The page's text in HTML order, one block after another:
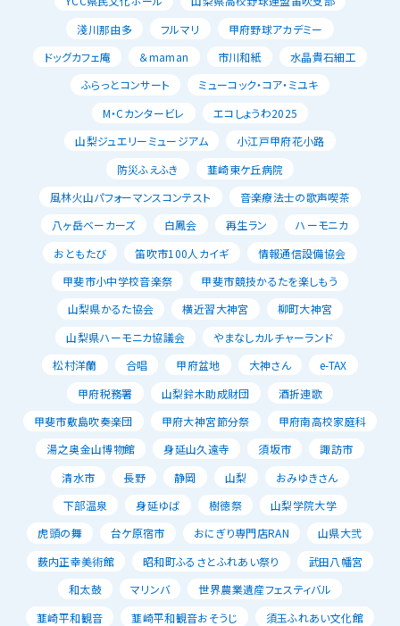
淺川那由多
フルマリ
甲府野球アカデミー
ドッグカフェ庵
＆maman 市川和紙
水晶貴石細工
ふらっとコンサート
ミューコック・コア・ミユキ
M・Cカンタービレ
エコしょうわ2025
山梨ジュエリーミュージアム
小江戸甲府花小路
防災ふえふき
韮崎東ケ丘病院
風林火山パフォーマンスコンテスト
音楽療法士の歌声喫茶
八ヶ岳ベーカーズ
白鳳会 再生ラン
ハーモニカ
おともたび
笛吹市100人カイギ
情報通信設備協会
甲斐市小中学校音楽祭
甲斐市競技かるたを楽しもう
山梨県かるた協会
横近習大神宮
柳町大神宮
山梨県ハーモニカ協議会
やまなしカルチャーランド
松村洋蘭
合唱 甲府盆地 大神さん
e-TAX
甲府税務署
山梨鈴木助成財団
酒折連歌
甲斐市敷島吹奏楽団
甲府大神宮節分祭
甲府南高校家庭科
湯之奥金山博物館
身延山久遠寺 須坂市
諏訪市
清水市
長野 静岡 山梨
おみゆきさん
下部温泉
身延ゆば 樹徳祭
山梨学院大学
虎頭の舞
台ケ原宿市 おにぎり専門店RAN
山県大弐
薮内正幸美術館
昭和町ふるさとふれあい祭り
武田八幡宮
和太鼓
マリンバ
世界農業遺産フェスティバル
韮崎平和観音
韮崎平和観音おそうじ
須玉ふれあい文化館